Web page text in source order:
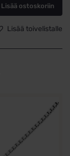
määrä
Lisää ostoskoriin
Lisää toivelistalle